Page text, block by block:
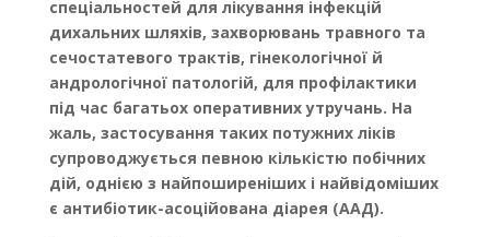
спеціальностей для лікування інфекцій
дихальних шляхів, захворювань травного та
сечостатевого трактів, гінекологічної й
андрологічної патологій, для профілактики
під час багатьох оперативних утручань. На
жаль, застосування таких потужних ліків
супроводжується певною кількістю побічних
дій, однією з найпоширеніших і найвідоміших
є антибіотик-асоційована діарея (ААД).